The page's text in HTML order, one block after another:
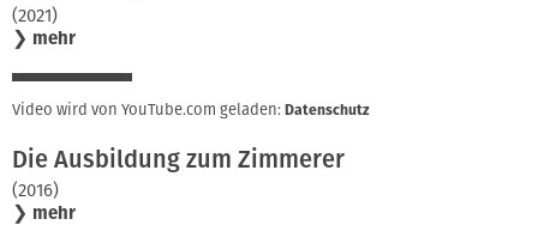
(2021)
❯ mehr
Video wird von YouTube.com geladen: Datenschutz
Die Ausbildung zum Zimmerer
(2016)
❯ mehr